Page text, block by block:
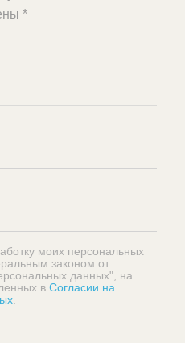
*
моих персональных
законом от
данных", на
в Согласии на